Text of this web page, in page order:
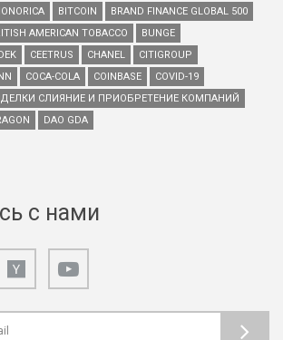
BITCOIN
BRAND FINANCE GLOBAL 500
AMERICAN TOBACCO
BUNGE
CEETRUS CHANEL
CITIGROUP
COCA-COLA COINBASE
COVID-19
СЛИЯНИЕ И ПРИОБРЕТЕНИЕ КОМПАНИЙ
DAO GDA
с нами